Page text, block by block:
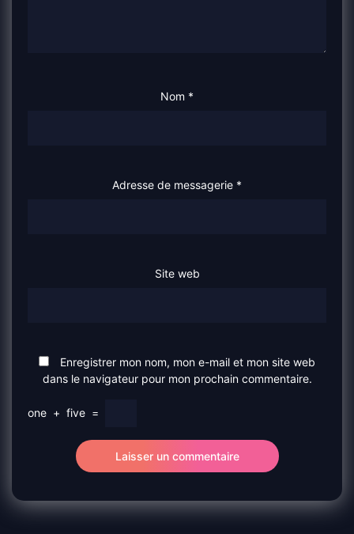
Nom *
Adresse de messagerie *
Site web
Enregistrer mon nom, mon e-mail et mon site web
dans le navigateur pour mon prochain commentaire.
one + five =